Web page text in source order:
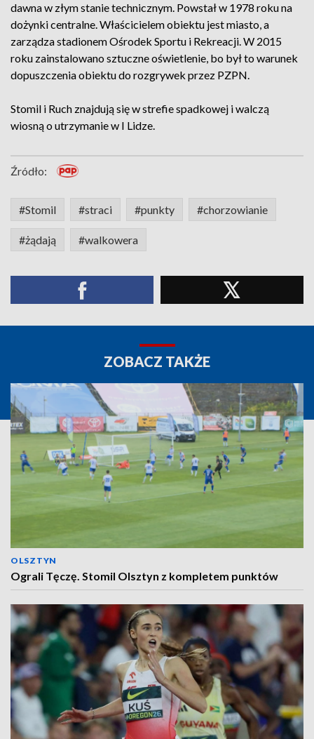
dawna w złym stanie technicznym. Powstał w 1978 roku na
dożynki centralne. Właścicielem obiektu jest miasto, a
zarządza stadionem Ośrodek Sportu i Rekreacji. W 2015
roku zainstalowano sztuczne oświetlenie, bo był to warunek
dopuszczenia obiektu do rozgrywek przez PZPN.
Stomil i Ruch znajdują się w strefie spadkowej i walczą
wiosną o utrzymanie w I Lidze.
Źródło:
#Stomil #straci #punkty #chorzowianie
#żądają #walkowera
ZOBACZ TAKŻE
OLSZTYN
Ograli Tęczę. Stomil Olsztyn z kompletem punktów